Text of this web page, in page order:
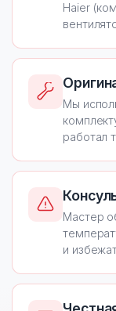
Haier
Мы
работал
Мастер
и